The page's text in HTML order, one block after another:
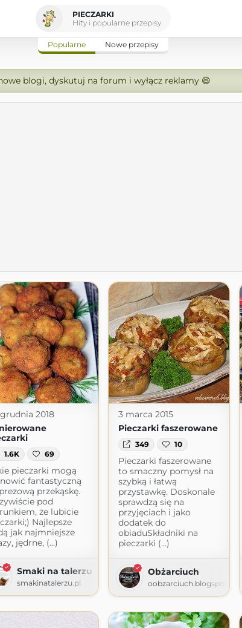
PIECZARKI
Hity i popularne przepisy
Popularne Nowe przepisy
blogi, dyskutuj na forum i wyłącz reklamy 😄
2018
1.6K 69
pieczarki mogą
fantastyczną
przekąskę.
pod
że lubicie
Najlepsze
jak najmniejsze
jędrne, (...)
Smaki na talerzu
smakinatalerzu.pl
3 marca 2015
Pieczarki faszerowane
349 10
Pieczarki faszerowane
to smaczny pomysł na
szybką i łatwą
przystawkę. Doskonale
sprawdzą się na
przyjęciach i jako
dodatek do
obiaduSkładniki na
pieczarki (...)
Obżarciuch
oobzarciuch.blogspot.com